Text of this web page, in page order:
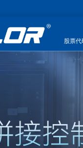
股票代